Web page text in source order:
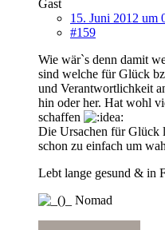
Gast
15. Juni 2012 um
#159
Wie wär`s denn damit
sind welche für Glück
und Verantwortlichkeit
hin oder her. Hat wohl
schaffen
Die Ursachen für Glück
schon zu einfach um
Lebt lange gesund & in
Nomad